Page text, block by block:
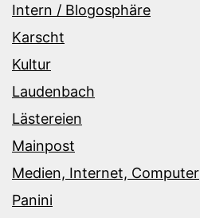
Intern / Blogosphäre
Karscht
Kultur
Laudenbach
Lästereien
Mainpost
Medien, Internet, Computer
Panini